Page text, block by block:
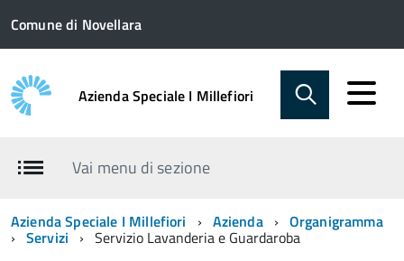
Comune di Novellara
Azienda Speciale I Millefiori
Vai menu di sezione
Azienda Speciale I Millefiori Azienda Organigramma
Servizi Servizio Lavanderia e Guardaroba